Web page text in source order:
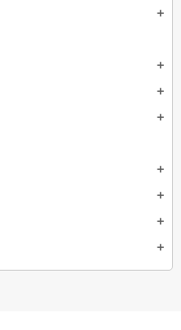
add
add
add
add
add
add
add
add